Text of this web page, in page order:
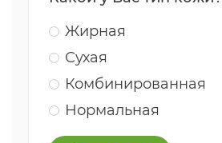
Жирная
Сухая
Комбинированная
Нормальная